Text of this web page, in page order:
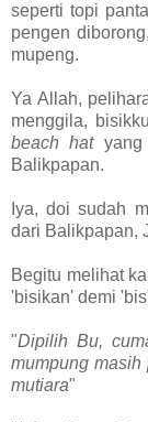
seperti topi
pengen
mupeng.
Ya Allah,
menggila,
beach hatyang
Balikpapan.
Iya, doi sudah
dari Balikpapan,
Begitu melihat
'bisikan' demi
"Dipilih Bu,
mumpung
mutiara"